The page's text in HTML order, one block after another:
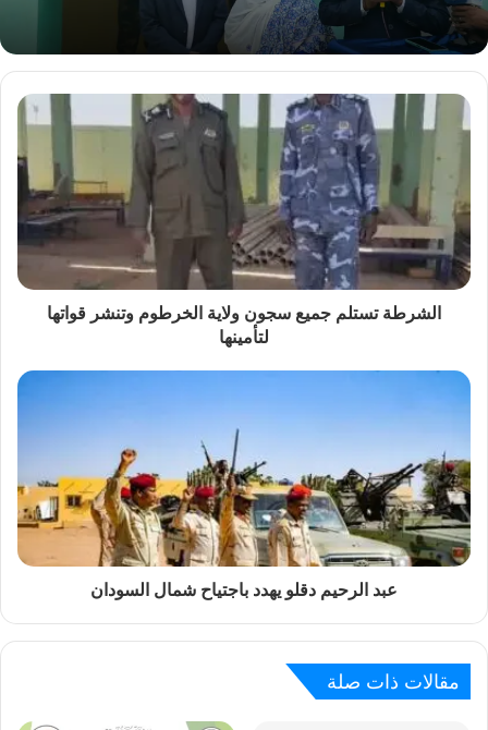
الشرطة تستلم جميع سجون ولاية الخرطوم وتنشر قواتها
لتأمينها
عبد الرحيم دقلو يهدد باجتياح شمال السودان
مقالات ذات صلة